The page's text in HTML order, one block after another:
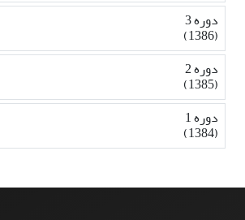
دوره 3
(1386)
دوره 2
(1385)
دوره 1
(1384)